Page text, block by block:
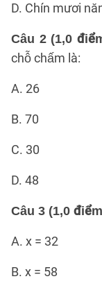
D. Chín mươi
Câu 2 (1,0
chỗ chấm là:
A. 26
B. 70
C. 30
D. 48
Câu 3 (1,0
A. x = 32
B. x = 58